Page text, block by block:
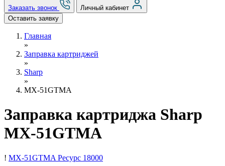
Заказать звонок
Личный кабинет
Оставить заявку
Главная
»
Заправка картриджей
»
Sharp
»
MX-51GTMA
Заправка картриджа Sharp
MX-51GTMA
! MX-51GTMA Ресурс 18000